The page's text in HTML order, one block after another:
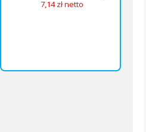
7,14 zł netto